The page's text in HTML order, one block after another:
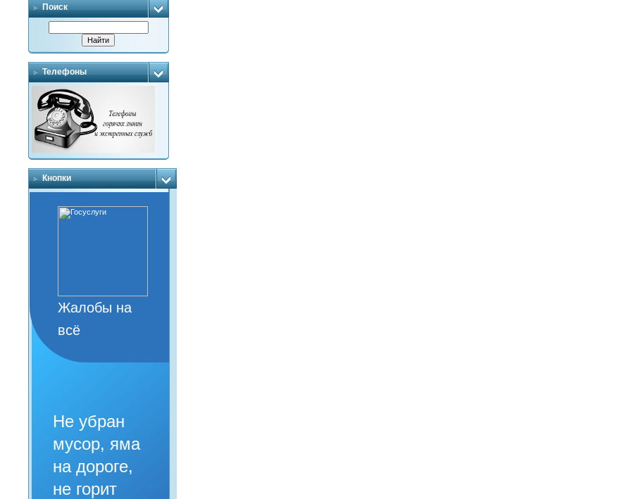
Поиск
Телефоны
Кнопки
Жалобы на
всё
Не убран
мусор, яма
на дороге,
не горит